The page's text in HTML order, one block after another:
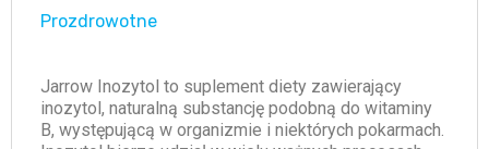
Prozdrowotne
Jarrow Inozytol to suplement diety zawierający
inozytol, naturalną substancję podobną do witaminy
B, występującą w organizmie i niektórych pokarmach.